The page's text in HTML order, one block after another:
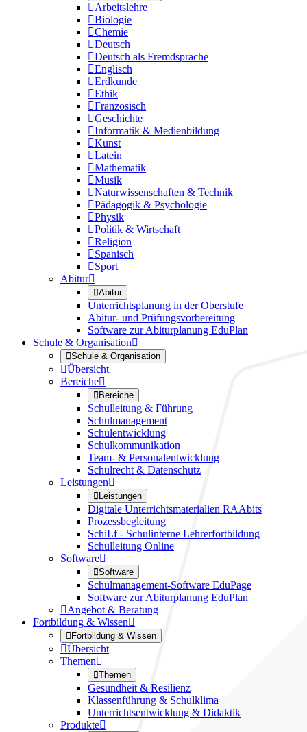
Arbeitslehre
Biologie
Chemie
Deutsch
Deutsch als Fremdsprache
Englisch
Erdkunde
Ethik
Französisch
Geschichte
Informatik & Medienbildung
Kunst
Latein
Mathematik
Musik
Naturwissenschaften & Technik
Pädagogik & Psychologie
Physik
Politik & Wirtschaft
Religion
Spanisch
Sport
Abitur
Abitur
Unterrichtsplanung in der Oberstufe
Abitur- und Prüfungsvorbereitung
Software zur Abiturplanung EduPlan
Schule & Organisation
Schule & Organisation
Übersicht
Bereiche
Bereiche
Schulleitung & Führung
Schulmanagement
Schulentwicklung
Schulkommunikation
Team- & Personalentwicklung
Schulrecht & Datenschutz
Leistungen
Leistungen
Digitale Unterrichtsmaterialien RAAbits
Prozessbegleitung
SchiLf - Schulinterne Lehrerfortbildung
Schulleitung Online
Software
Software
Schulmanagement-Software EduPage
Software zur Abiturplanung EduPlan
Angebot & Beratung
Fortbildung & Wissen
Fortbildung & Wissen
Übersicht
Themen
Themen
Gesundheit & Resilienz
Klassenführung & Schulklima
Unterrichtsentwicklung & Didaktik
Produkte